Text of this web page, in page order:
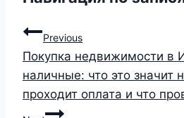
Previous
Покупка недвижимости в
наличные: что это значит
проходит оплата и что